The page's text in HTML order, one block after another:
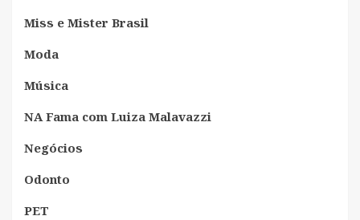
Miss e Mister Brasil
Moda
Música
NA Fama com Luiza Malavazzi
Negócios
Odonto
PET